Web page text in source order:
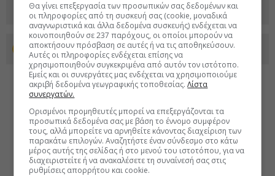
Προσθέστε το euro2day.gr στο Discover
Θα γίνει επεξεργασία των προσωπικών σας δεδομένων και
οι πληροφορίες από τη συσκευή σας (cookie, μοναδικά
αναγνωριστικά και άλλα δεδομένα συσκευής) ενδέχεται να
κοινοποιηθούν σε 237 παρόχους, οι οποίοι μπορούν να
αποκτήσουν πρόσβαση σε αυτές ή να τις αποθηκεύσουν.
Αυτές οι πληροφορίες ενδέχεται επίσης να
χρησιμοποιηθούν συγκεκριμένα από αυτόν τον ιστότοπο.
Εμείς και οι συνεργάτες μας ενδέχεται να χρησιμοποιούμε
ακριβή δεδομένα γεωγραφικής τοποθεσίας.Λίστα
συνεργατών.
Ορισμένοι προμηθευτές μπορεί να επεξεργάζονται τα
προσωπικά δεδομένα σας με βάση το έννομο συμφέρον
τους, αλλά μπορείτε να αρνηθείτε κάνοντας διαχείριση των
παρακάτω επιλογών. Αναζητήστε έναν σύνδεσμο στο κάτω
μέρος αυτής της σελίδας ή στο μενού του ιστοτόπου, για να
διαχειριστείτε ή να ανακαλέσετε τη συναίνεσή σας στις
ρυθμίσεις απορρήτου και cookie.